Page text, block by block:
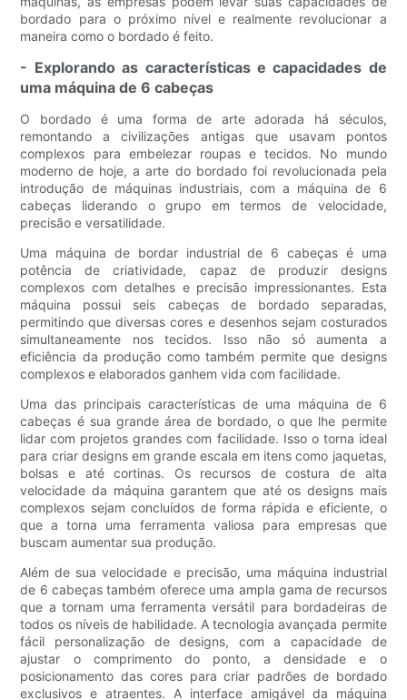
bordado para o próximo nível e realmente revolucionar a
maneira como o bordado é feito.
- Explorando as características e capacidades de
uma máquina de 6 cabeças
O bordado é uma forma de arte adorada há séculos,
remontando a civilizações antigas que usavam pontos
complexos para embelezar roupas e tecidos. No mundo
moderno de hoje, a arte do bordado foi revolucionada pela
introdução de máquinas industriais, com a máquina de 6
cabeças liderando o grupo em termos de velocidade,
precisão e versatilidade.
Uma máquina de bordar industrial de 6 cabeças é uma
potência de criatividade, capaz de produzir designs
complexos com detalhes e precisão impressionantes. Esta
máquina possui seis cabeças de bordado separadas,
permitindo que diversas cores e desenhos sejam costurados
simultaneamente nos tecidos. Isso não só aumenta a
eficiência da produção como também permite que designs
complexos e elaborados ganhem vida com facilidade.
Uma das principais características de uma máquina de 6
cabeças é sua grande área de bordado, o que lhe permite
lidar com projetos grandes com facilidade. Isso o torna ideal
para criar designs em grande escala em itens como jaquetas,
bolsas e até cortinas. Os recursos de costura de alta
velocidade da máquina garantem que até os designs mais
complexos sejam concluídos de forma rápida e eficiente, o
que a torna uma ferramenta valiosa para empresas que
buscam aumentar sua produção.
Além de sua velocidade e precisão, uma máquina industrial
de 6 cabeças também oferece uma ampla gama de recursos
que a tornam uma ferramenta versátil para bordadeiras de
todos os níveis de habilidade. A tecnologia avançada permite
fácil personalização de designs, com a capacidade de
ajustar o comprimento do ponto, a densidade e o
posicionamento das cores para criar padrões de bordado
exclusivos e atraentes. A interface amigável da máquina